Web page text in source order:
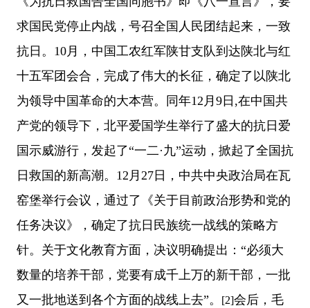
求国民党停止内战，号召全国人民团结起来，一致
抗日。10月，中国工农红军陕甘支队到达陕北与红
十五军团会合，完成了伟大的长征，确定了以陕北
为领导中国革命的大本营。同年12月9日,在中国共
产党的领导下，北平爱国学生举行了盛大的抗日爱
国示威游行，发起了“一二·九”运动，掀起了全国抗
日救国的新高潮。12月27日，中共中央政治局在瓦
窑堡举行会议，通过了《关于目前政治形势和党的
任务决议》，确定了抗日民族统一战线的策略方
针。关于文化教育方面，决议明确提出：“必须大
数量的培养干部，党要有成千上万的新干部，一批
又一批地送到各个方面的战线上去”。
[2]会后，毛